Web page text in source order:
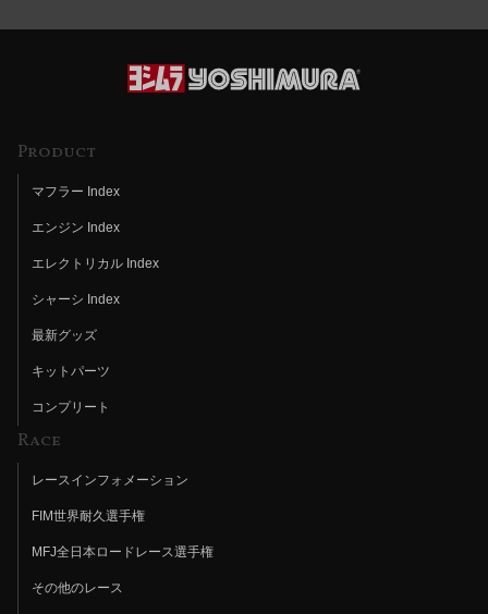
Product
マフラー Index
エンジン Index
エレクトリカル Index
シャーシ Index
最新グッズ
キットパーツ
コンプリート
Race
レースインフォメーション
FIM世界耐久選手権
MFJ全日本ロードレース選手権
その他のレース